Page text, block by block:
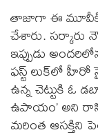
తాజాగా ఈ మూవీకి
చేశారు. సర్కారు
ఇప్పుడు
ఫస్ట్ లుక్‌లో హీరో
ఉన్న చెట్టుకి ఓ
ఉపాయం’ అని
మరింత ఆసక్తిని